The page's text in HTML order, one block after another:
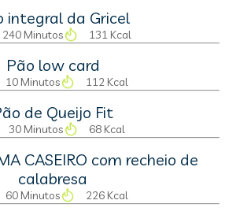
integral da Gricel
240 Minutos 131 Kcal
Pão low card
10 Minutos 112 Kcal
de Queijo Fit
30 Minutos 68 Kcal
CASEIRO com recheio de
calabresa
60 Minutos 226 Kcal